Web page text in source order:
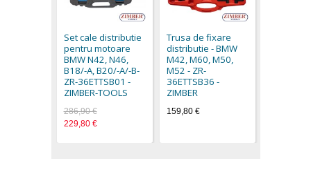
Set cale distributie
pentru motoare
BMW N42, N46,
B18/-A, B20/-A/-B-
ZR-36ETTSB01 -
ZIMBER-TOOLS
286,90 €
229,80 €
Trusa de fixare
distributie - BMW
M42, M60, M50,
M52 - ZR-
36ETTSB36 -
ZIMBER
159,80 €